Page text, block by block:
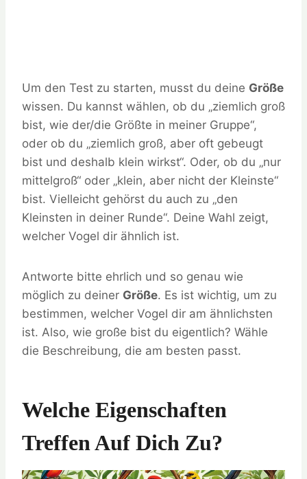
Um den Test zu starten, musst du deine Größe
wissen. Du kannst wählen, ob du „ziemlich groß
bist, wie der/die Größte in meiner Gruppe“,
oder ob du „ziemlich groß, aber oft gebeugt
bist und deshalb klein wirkst“. Oder, ob du „nur
mittelgroß“ oder „klein, aber nicht der Kleinste“
bist. Vielleicht gehörst du auch zu „den
Kleinsten in deiner Runde“. Deine Wahl zeigt,
welcher Vogel dir ähnlich ist.
Antworte bitte ehrlich und so genau wie
möglich zu deiner Größe. Es ist wichtig, um zu
bestimmen, welcher Vogel dir am ähnlichsten
ist. Also, wie große bist du eigentlich? Wähle
die Beschreibung, die am besten passt.
Welche Eigenschaften
Treffen Auf Dich Zu?